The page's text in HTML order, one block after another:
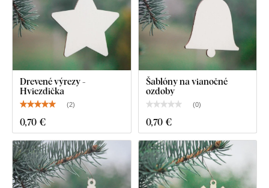
Drevené výrezy -
Hviezdička
(2)
0,70 €
Šablóny na vianočné
ozdoby
(0)
0,70 €